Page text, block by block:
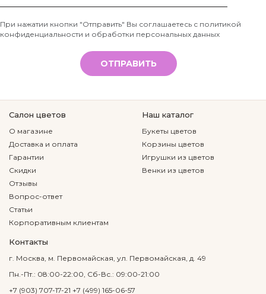
Телефон
*
При нажатии кнопки "Отправить" Вы соглашаетесь с политикой
конфиденциальности и обработки персональных данных
ОТПРАВИТЬ
Салон цветов
О магазине
Доставка и оплата
Гарантии
Скидки
Отзывы
Вопрос-ответ
Статьи
Корпоративным клиентам
Наш каталог
Букеты цветов
Корзины цветов
Игрушки из цветов
Венки из цветов
Контакты
г. Москва, м. Первомайская, ул. Первомайская, д. 49
Пн.-Пт.: 08:00-22:00, Сб-Вс.: 09:00-21:00
+7 (903) 707-17-21 +7 (499) 165-06-57